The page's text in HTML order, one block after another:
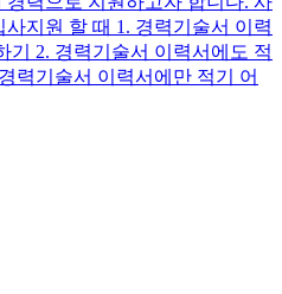
지원 할 때 1. 경력기술서 이력
기 2. 경력기술서 이력서에도 적
력기술서 이력서에만 적기 어